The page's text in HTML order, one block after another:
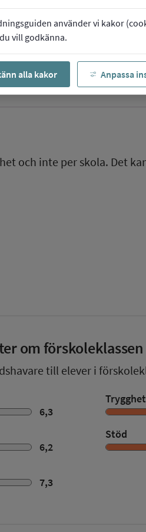
använder vi kakor
vill godkänna.
alla kakor Anpassa
och inte per skola. Det
om förskoleklassen
till elever i
6,3
Trygghet
6,2
Stöd
7,3